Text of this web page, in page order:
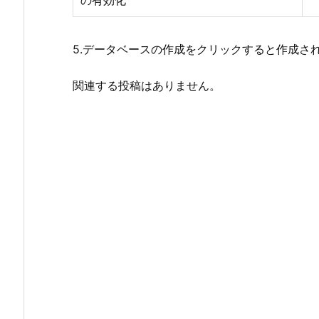
5.データベースの作成をクリックすると作成さ
関連する投稿はありません。